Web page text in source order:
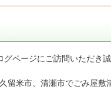
ページにご訪問いただき
留米市、清瀬市でごみ屋敷